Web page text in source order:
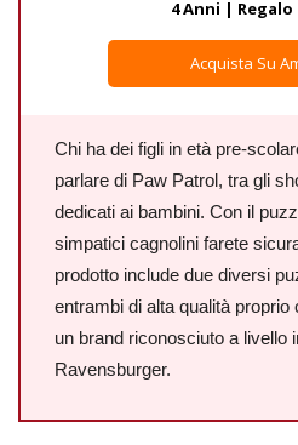
4 Anni |
Acquista Su
Chi ha dei figli in età pre-
parlare di Paw Patrol, tra gli
dedicati ai bambini. Con il
simpatici cagnolini farete
prodotto include due diversi
entrambi di alta qualità
un brand riconosciuto a livello
Ravensburger.